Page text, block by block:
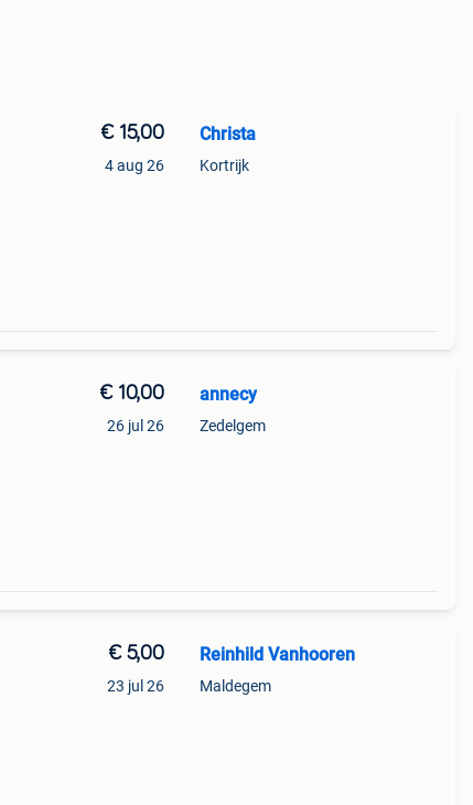
€ 15,00
4 aug 26
Christa
Kortrijk
€ 10,00
26 jul 26
annecy
Zedelgem
€ 5,00
23 jul 26
Reinhild Vanhooren
Maldegem